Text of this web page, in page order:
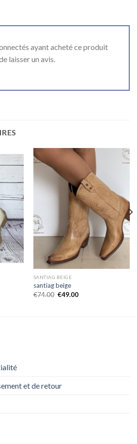
ayant acheté ce produit
laisser un avis.
SANTIAG BEIGE
santiag beige
€74.00 €49.00
et de retour